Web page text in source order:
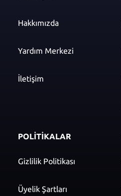
Hakkımızda
Yardım Merkezi
İletişim
POLİTİKALAR
Gizlilik Politikası
Üyelik Şartları